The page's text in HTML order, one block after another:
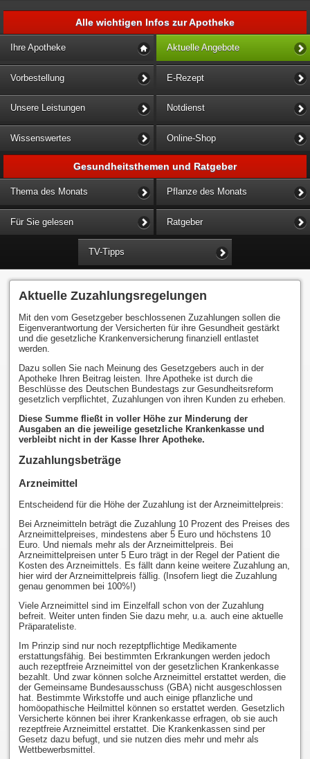
Alle wichtigen Infos zur Apotheke
Ihre Apotheke Aktuelle Angebote
Vorbestellung E-Rezept
Unsere Leistungen Notdienst
Wissenswertes Online-Shop
Gesundheitsthemen und Ratgeber
Thema des Monats Pflanze des Monats
Für Sie gelesen Ratgeber
TV-Tipps
Aktuelle Zuzahlungsregelungen
Mit den vom Gesetzgeber beschlossenen Zuzahlungen sollen die
Eigenverantwortung der Versicherten für ihre Gesundheit gestärkt
und die gesetzliche Krankenversicherung finanziell entlastet
werden.
Dazu sollen Sie nach Meinung des Gesetzgebers auch in der
Apotheke Ihren Beitrag leisten. Ihre Apotheke ist durch die
Beschlüsse des Deutschen Bundestags zur Gesundheitsreform
gesetzlich verpflichtet, Zuzahlungen von ihren Kunden zu erheben.
Diese Summe fließt in voller Höhe zur Minderung der
Ausgaben an die jeweilige gesetzliche Krankenkasse und
verbleibt nicht in der Kasse Ihrer Apotheke.
Zuzahlungsbeträge
Arzneimittel
Entscheidend für die Höhe der Zuzahlung ist der Arzneimittelpreis:
Bei Arzneimitteln beträgt die Zuzahlung 10 Prozent des Preises des
Arzneimittelpreises, mindestens aber 5 Euro und höchstens 10
Euro. Und niemals mehr als der Arzneimittelpreis. Bei
Arzneimittelpreisen unter 5 Euro trägt in der Regel der Patient die
Kosten des Arzneimittels. Es fällt dann keine weitere Zuzahlung an,
hier wird der Arzneimittelpreis fällig. (Insofern liegt die Zuzahlung
genau genommen bei 100%!)
Viele Arzneimittel sind im Einzelfall schon von der Zuzahlung
befreit. Weiter unten finden Sie dazu mehr, u.a. auch eine aktuelle
Präparateliste.
Im Prinzip sind nur noch rezeptpflichtige Medikamente
erstattungsfähig. Bei bestimmten Erkrankungen werden jedoch
auch rezeptfreie Arzneimittel von der gesetzlichen Krankenkasse
bezahlt. Und zwar können solche Arzneimittel erstattet werden, die
der Gemeinsame Bundesausschuss (GBA) nicht ausgeschlossen
hat. Bestimmte Wirkstoffe und auch einige pflanzliche und
homöopathische Heilmittel können so erstattet werden. Gesetzlich
Versicherte können bei ihrer Krankenkasse erfragen, ob sie auch
rezeptfreie Arzneimittel erstattet. Die Krankenkassen sind per
Gesetz dazu befugt, und sie nutzen dies mehr und mehr als
Wettbewerbsmittel.